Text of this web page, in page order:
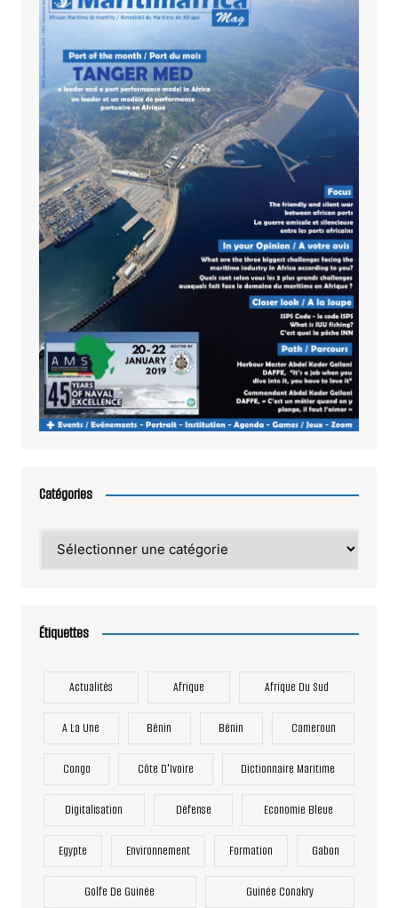
Catégories
Étiquettes
Actualités Afrique Afrique Du Sud
A La Une Bénin Bénin Cameroun
Congo Côte D'Ivoire Dictionnaire Maritime
Digitalisation Défense Economie Bleue
Egypte Environnement Formation Gabon
Golfe De Guinée Guinée Conakry